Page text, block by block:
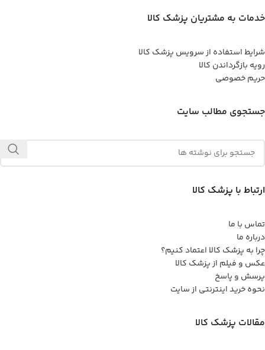
خدمات به مشتریان پزشک کالا
شرایط استفاده از سرویس پزشک کالا
رویه بازگرداندن کالا
حریم خصوصی
جستجوی مطالب سایت
ارتباط با پزشک کالا
تماس با ما
درباره ما
چرا به پزشک کالا اعتماد کنیم؟
عکس و فیلم از پزشک کالا
پرسش و پاسخ
نحوه خرید اینترنتی از سایت
مقالات پزشک کالا